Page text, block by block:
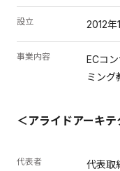
設立 2012年
事業内容
ECコ
ミング
＜アライドアーキ
代表者 代表取